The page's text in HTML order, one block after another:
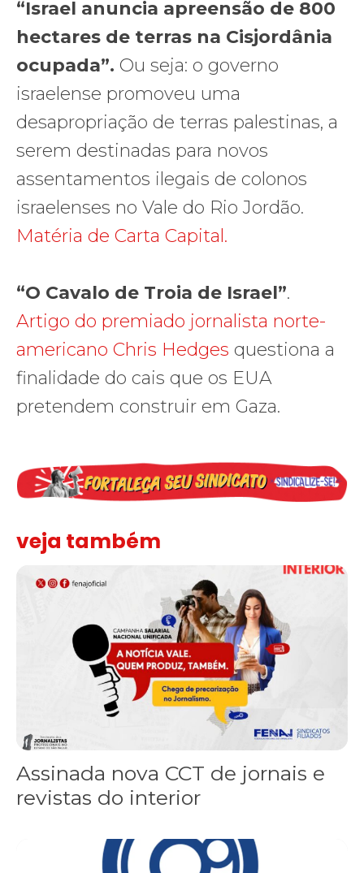
“Israel anuncia apreensão de 800
hectares de terras na Cisjordânia
ocupada”. Ou seja: o governo
israelense promoveu uma
desapropriação de terras palestinas, a
serem destinadas para novos
assentamentos ilegais de colonos
israelenses no Vale do Rio Jordão.
Matéria de Carta Capital.
“O Cavalo de Troia de Israel”.
Artigo do premiado jornalista norte-
americano Chris Hedges questiona a
finalidade do cais que os EUA
pretendem construir em Gaza.
veja também
Assinada nova CCT de jornais e revistas do interior
Assinada nova CCT de jornais e
revistas do interior
Sindicato leva reivindicações à TV TEM, denunciada de cometer